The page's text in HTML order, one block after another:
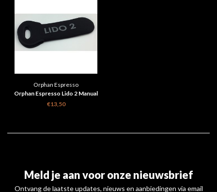
Orphan Espresso
Orphan Espresso Lido 2 Manual
Coffee grinder Tote Bag Black
€13,50
Meld je aan voor onze nieuwsbrief
Ontvang de laatste updates, nieuws en aanbiedingen via email